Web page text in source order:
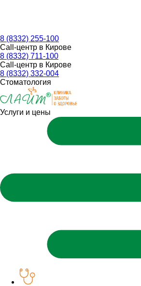
8 (8332) 255-100
Call-центр в Кирове
8 (8332) 711-100
Call-центр в Кирове
8 (8332) 332-004
Стоматология
Услуги и цены